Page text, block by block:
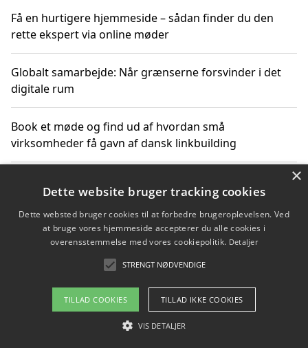
Få en hurtigere hjemmeside – sådan finder du den
rette ekspert via online møder
Globalt samarbejde: Når grænserne forsvinder i det
digitale rum
Book et møde og find ud af hvordan små
virksomheder få gavn af dansk linkbuilding
får du indgår et samarbejde
Hold et møde med en WordPress ekspert og vælg den
mest professionelle til at vedligeholde din løsning
Copyright 2026 - Pilanto Aps
Om / kontakt
×
Dette website bruger tracking cookies
Dette websted bruger cookies til at forbedre brugeroplevelsen. Ved
at bruge vores hjemmeside accepterer du alle cookies i
overensstemmelse med vores cookiepolitik. Detaljer
STRENGT NØDVENDIGE
TILLAD COOKIES TILLAD IKKE COOKIES
VIS DETALJER